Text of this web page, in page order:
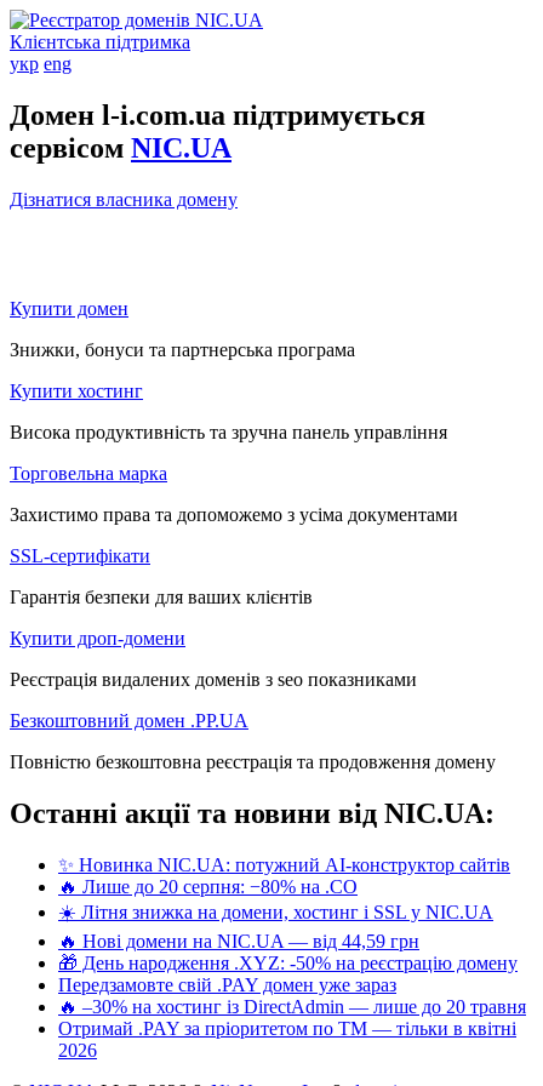
Клієнтська підтримка
укр eng
Домен l-i.com.ua підтримується
сервісом NIC.UA
Дізнатися власника домену
Купити домен
Знижки, бонуси та партнерська програма
Купити хостинг
Висока продуктивність та зручна панель управління
Торговельна марка
Захистимо права та допоможемо з усіма документами
SSL-сертифікати
Гарантія безпеки для ваших клієнтів
Купити дроп-домени
Реєстрація видалених доменів з seo показниками
Безкоштовний домен .PP.UA
Повністю безкоштовна реєстрація та продовження домену
Останні акції та новини від NIC.UA:
✨ Новинка NIC.UA: потужний AI-конструктор сайтів
🔥 Лише до 20 серпня: −80% на .CO
☀️ Літня знижка на домени, хостинг і SSL у NIC.UA
🔥 Нові домени на NIC.UA — від 44,59 грн
🎁 День народження .XYZ: -50% на реєстрацію домену
Передзамовте свій .PAY домен уже зараз
🔥 –30% на хостинг із DirectAdmin — лише до 20 травня
Отримай .PAY за пріоритетом по ТМ — тільки в квітні
2026